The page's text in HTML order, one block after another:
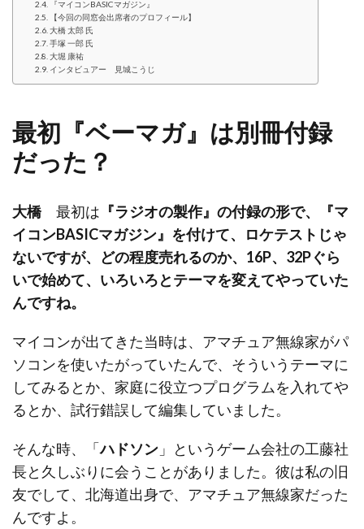
『マイコンBASICマガジン』
【今回の同窓会出席者のプロフィール】
大橋 太郎 氏
手塚 一郎 氏
大堀 康祐
インタビュアー 見城こうじ
最初『ベーマガ』は別冊付録
だった？
大橋最初は 『ラジオの製作』の付録の形で、『マ
イコンBASICマガジン』を付けて、ロケテストじゃ
ないですが、どの程度売れるのか、16P、32Pぐら
いで始めて、いろいろとテーマを変えてやっていた
んですね。
マイコンが出てきた当時は、アマチュア無線家がパ
ソコンを使いたがっていたんで、そういうテーマに
してみるとか、家庭に役立つプログラムを入れてや
るとか、試行錯誤して編集していました。
そんな時、「ハドソン 」というゲーム会社の工藤社
長と久しぶりに会うことがありました。彼は私の旧
友でして、北海道出身で、アマチュア無線家だった
んですよ。